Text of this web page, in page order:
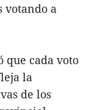
votando a
que cada voto
la
de los